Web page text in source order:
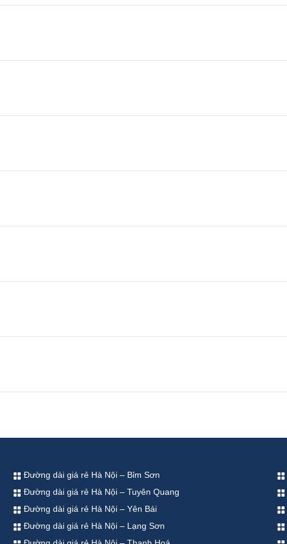
Đường dài giá rẻ Hà Nội – Bỉm Sơn
Đường dài giá rẻ Hà Nội – Tuyên Quang
Đường dài giá rẻ Hà Nội – Yên Bái
Đường dài giá rẻ Hà Nội – Lạng Sơn